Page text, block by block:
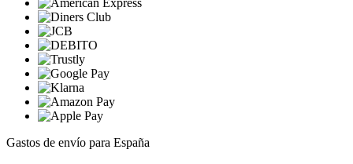
Gastos de envío para España